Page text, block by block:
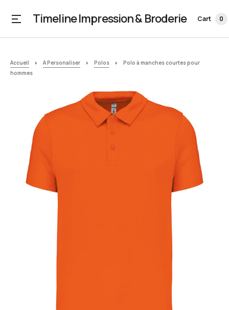
Timeline Impression & Broderie Cart 0
Accueil A Personaliser Polos
Polo à manches courtes pour
hommes